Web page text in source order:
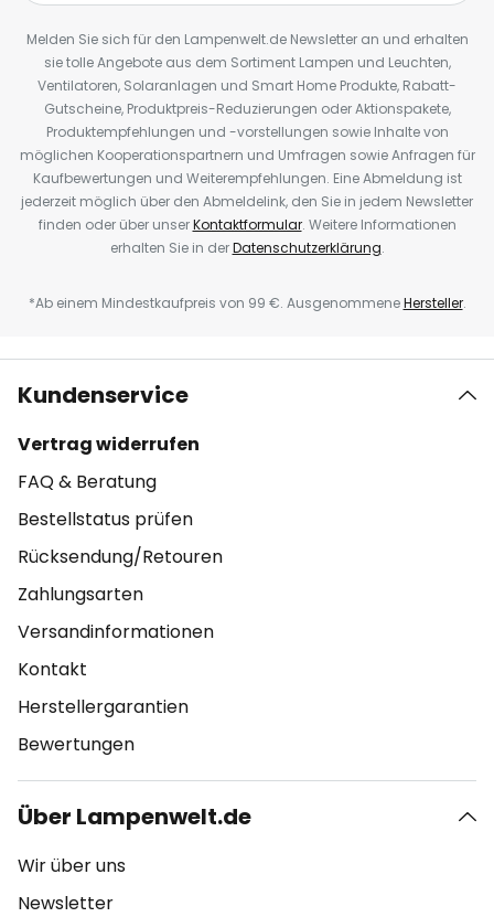
Melden Sie sich für den Lampenwelt.de Newsletter an und erhalten
sie tolle Angebote aus dem Sortiment Lampen und Leuchten,
Ventilatoren, Solaranlagen und Smart Home Produkte, Rabatt-
Gutscheine, Produktpreis-Reduzierungen oder Aktionspakete,
Produktempfehlungen und -vorstellungen sowie Inhalte von
möglichen Kooperationspartnern und Umfragen sowie Anfragen für
Kaufbewertungen und Weiterempfehlungen. Eine Abmeldung ist
jederzeit möglich über den Abmeldelink, den Sie in jedem Newsletter
finden oder über unserKontaktformular. Weitere Informationen
erhalten Sie in derDatenschutzerklärung.
*Ab einem Mindestkaufpreis von 99 €. AusgenommeneHersteller.
Kundenservice
Vertrag widerrufen
FAQ & Beratung
Bestellstatus prüfen
Rücksendung/Retouren
Zahlungsarten
Versandinformationen
Kontakt
Herstellergarantien
Bewertungen
Über Lampenwelt.de
Wir über uns
Newsletter